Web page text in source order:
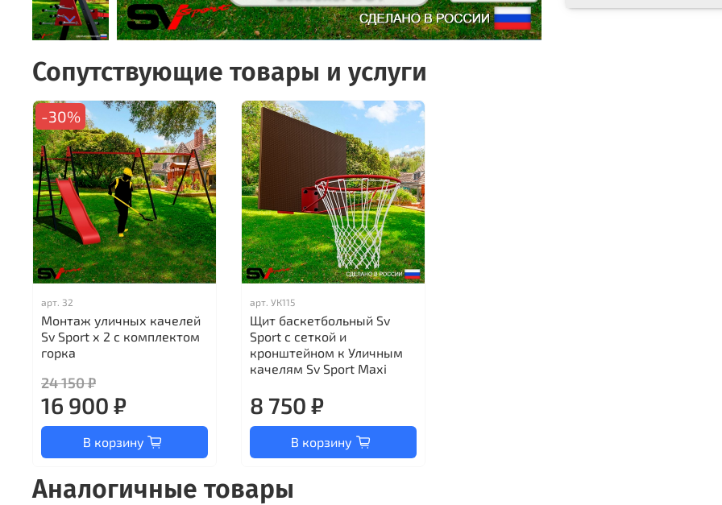
Сопутствующие товары и услуги
-30%
арт. 32
Монтаж уличных качелей
Sv Sport х 2 с комплектом
горка
24 150 ₽
16 900 ₽
В корзину
арт. УК115
Щит баскетбольный Sv
Sport c сеткой и
кронштейном к Уличным
качелям Sv Sport Maхi
8 750 ₽
В корзину
Аналогичные товары